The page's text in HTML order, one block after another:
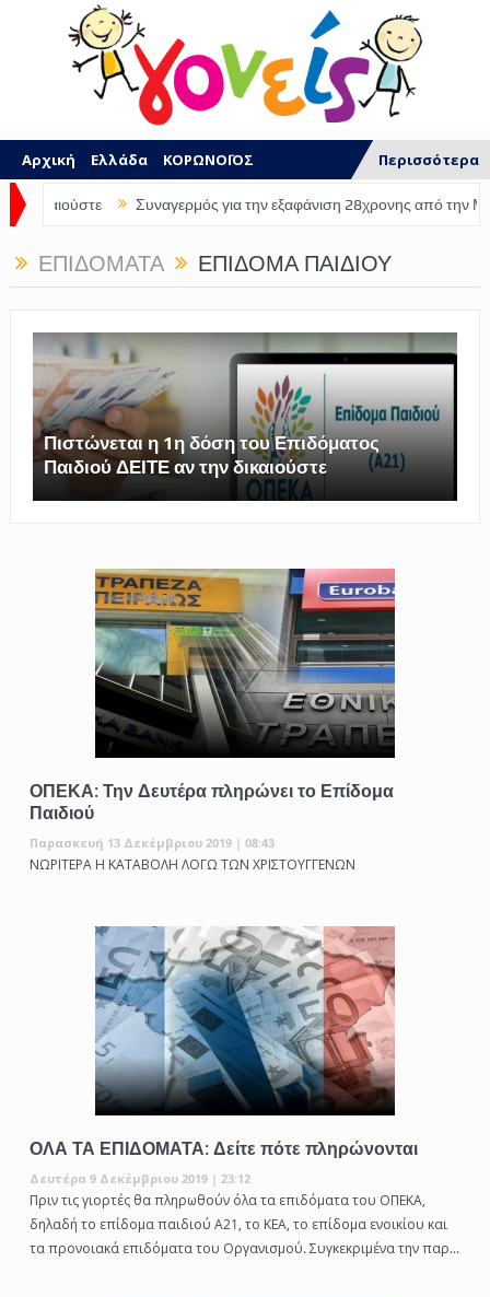
Περισσότερα
Αρχική Ελλάδα
ΚΟΡΩΝΟΪΟΣ
Επιδόματα
Οικονομία
Συντάξεις
Προσλήψεις
ΕΣΠΑ
Καιρός
Συναγερμός για την εξαφάνιση 28χρονης από την Μαγούλα Αττικής
ΕΠΙΔΌΜΑΤΑ ΕΠΊΔΟΜΑ ΠΑΙΔΙΟΎ
Πιστώνεται η 1η δόση του Επιδόματος
Παιδιού ΔΕΙΤΕ αν την δικαιούστε
ΟΠΕΚΑ: Την Δευτέρα πληρώνει το Επίδομα
Παιδιού
Παρασκευή 13 Δεκέμβριου 2019 | 08:43
ΝΩΡΙΤΕΡΑ Η ΚΑΤΑΒΟΛΗ ΛΟΓΩ ΤΩΝ ΧΡΙΣΤΟΥΓΓΕΝΩΝ
ΟΛΑ ΤΑ ΕΠΙΔΟΜΑΤΑ: Δείτε πότε πληρώνονται
Δευτέρα 9 Δεκέμβριου 2019 | 23:12
Πριν τις γιορτές θα πληρωθούν όλα τα επιδόματα του ΟΠΕΚΑ,
δηλαδή το επίδομα παιδιού Α21, το ΚΕΑ, το επίδομα ενοικίου και
τα προνοιακά επιδόματα του Οργανισμού. Συγκεκριμένα την παρ...